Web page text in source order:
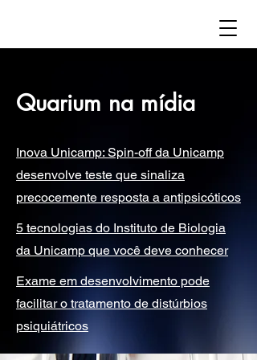
Quarium na mídia
Inova Unicamp: Spin-off da Unicamp
desenvolve teste que sinaliza
precocemente resposta a antipsicóticos
5 tecnologias do Instituto de Biologia
da Unicamp que você deve conhecer
Exame em desenvolvimento pode
facilitar o tratamento de distúrbios
psiquiátricos